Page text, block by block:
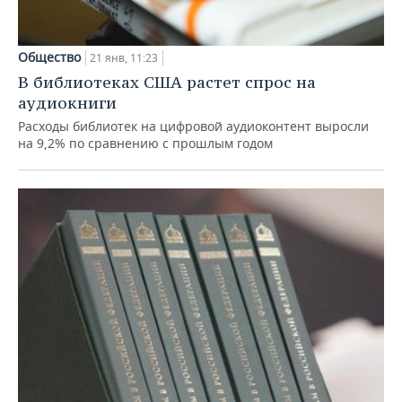
НЕФТЕХИМИЯ
НЕФТЬ
ОПК
ЭНЕРГЕТИКА
РОЗНИЧНАЯ ТОРГОВЛЯ
ТРАНСПОРТ
УСЛУГИ
НОВОСТИ ТЕХНОЛОГИЙ
IT
МЕДИА
МЕРОПРИЯТИЯ
НОВОСТИ МЕРОПРИЯТИЙ
ВЫЕЗДНАЯ РЕДАКЦИЯ
ОТКРЫТАЯ ЛЕКЦИЯ
СПОРТ
НОВОСТИ СПОРТА
БАСКЕТБОЛ
ВОЛЕЙБОЛ
КИБЕРСПОРТ
ФИГУРНОЕ КАТАНИЕ
ОБЩЕСТВО
ИНФРАСТРУКТУРА
ИСТОРИЯ
КУЛЬТУРА
МЕДИЦИНА
СПРАВОЧНИК
СПИСОК ПЕРСОН
СПИСОК КОМПАНИЙ
ПОЛНАЯ ВЕРСИЯ
Общество 21 янв, 11:23
В библиотеках США растет спрос на
аудиокниги
Расходы библиотек на цифровой аудиоконтент выросли
на 9,2% по сравнению с прошлым годом